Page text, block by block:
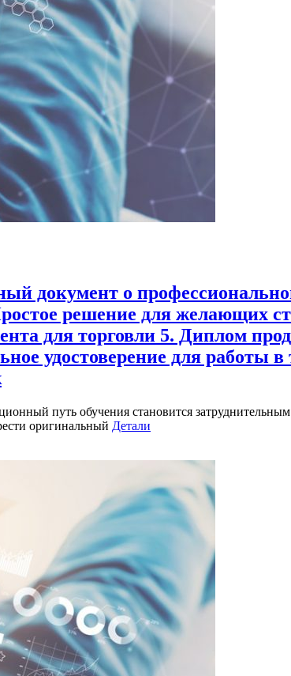
документ о
решение для желающих
для торговли 5. Диплом
удостоверение для работы
путь обучения становится
оригинальный Детали